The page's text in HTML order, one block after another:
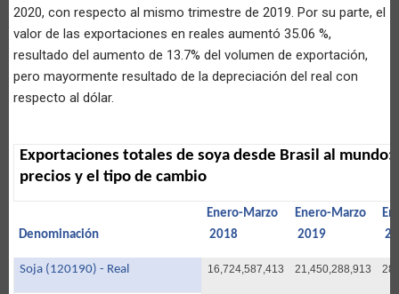
2020, con respecto al mismo trimestre de 2019. Por su parte, el
valor de las exportaciones en reales aumentó 35.06 %,
resultado del aumento de 13.7% del volumen de exportación,
pero mayormente resultado de la depreciación del real con
respecto al dólar.
Exportaciones totales de soya desde Brasil al mundo:
precios y el tipo de cambio
Denominación
Enero-Marzo
2018
Enero-Marzo
2019
Soja (120190) - Real 16,724,587,413 21,450,288,913